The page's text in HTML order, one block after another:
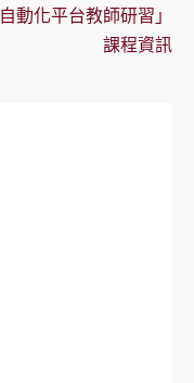
化平台教師研習」
課程資訊